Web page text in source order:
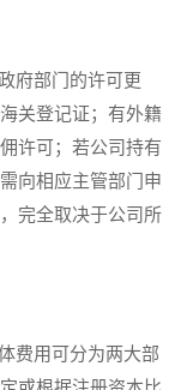
府部门的许可更
关登记证；有外籍
许可；若公司持有
向相应主管部门申
完全取决于公司所
费用可分为两大部